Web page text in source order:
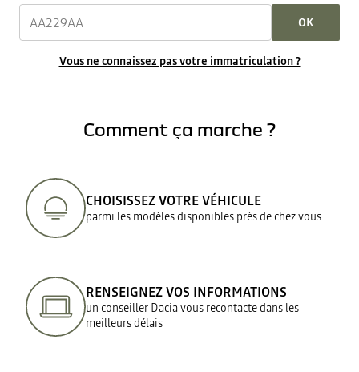
OK
Vous ne connaissez pas votre immatriculation ?
Comment ça marche ?
CHOISISSEZ VOTRE VÉHICULE
parmi les modèles disponibles près de chez vous
RENSEIGNEZ VOS INFORMATIONS
un conseiller Dacia vous recontacte dans les
meilleurs délais